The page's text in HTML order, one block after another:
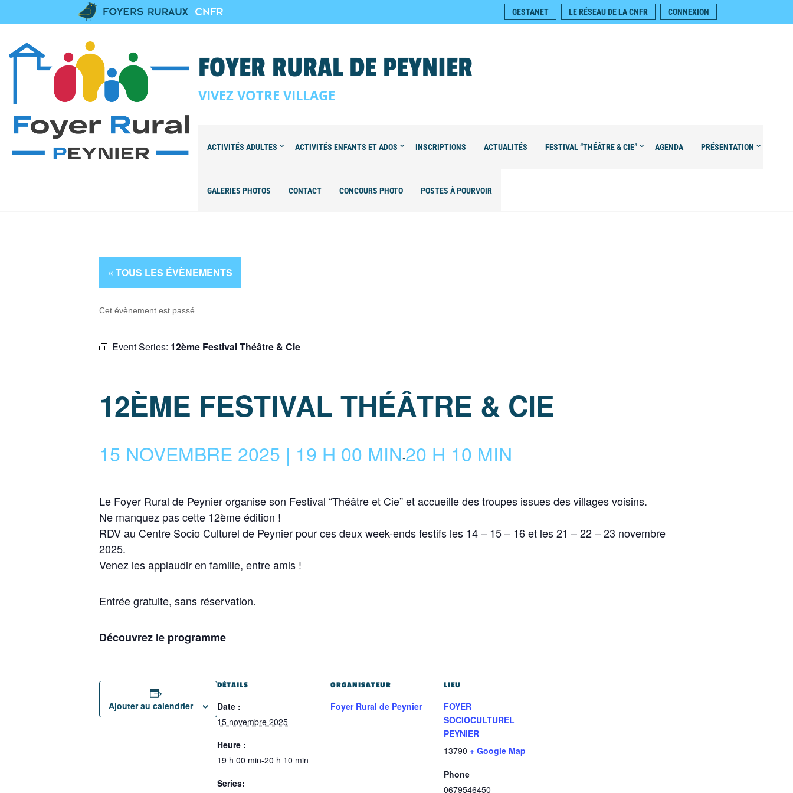
GESTANET LE RÉSEAU DE LA CNFR CONNEXION
FOYER RURAL DE PEYNIER
VIVEZ VOTRE VILLAGE
ACTIVITÉS ADULTES ACTIVITÉS ENFANTS ET ADOS INSCRIPTIONS ACTUALITÉS FESTIVAL “THÉÂTRE & CIE” AGENDA PRÉSENTATION
GALERIES PHOTOS CONTACT CONCOURS PHOTO POSTES À POURVOIR
« TOUS LES ÉVÈNEMENTS
Cet évènement est passé
Event Series: 12ème Festival Théâtre & Cie
12ÈME FESTIVAL THÉÂTRE & CIE
15 NOVEMBRE 2025 | 19 H 00 MIN-20 H 10 MIN
Le Foyer Rural de Peynier organise son Festival “Théâtre et Cie” et accueille des troupes issues des villages voisins.
Ne manquez pas cette 12ème édition !
RDV au Centre Socio Culturel de Peynier pour ces deux week-ends festifs les 14 – 15 – 16 et les 21 – 22 – 23 novembre
2025.
Venez les applaudir en famille, entre amis !
Entrée gratuite, sans réservation.
Découvrez le programme
Ajouter au calendrier
DÉTAILS
Date :
15 novembre 2025
Heure :
19 h 00 min-20 h 10 min
Series:
ORGANISATEUR
Foyer Rural de Peynier
LIEU
FOYER
SOCIOCULTUREL
PEYNIER
13790 + Google Map
Phone
0679546450